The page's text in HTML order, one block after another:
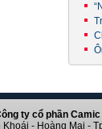
ty cổ phần Camic
- Hoàng Mai -